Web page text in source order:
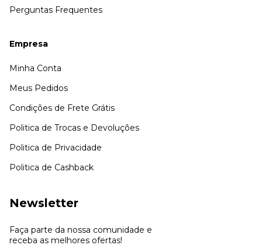
Perguntas Frequentes
Empresa
Minha Conta
Meus Pedidos
Condições de Frete Grátis
Politica de Trocas e Devoluções
Politica de Privacidade
Politica de Cashback
Newsletter
Faça parte da nossa comunidade e
receba as melhores ofertas!